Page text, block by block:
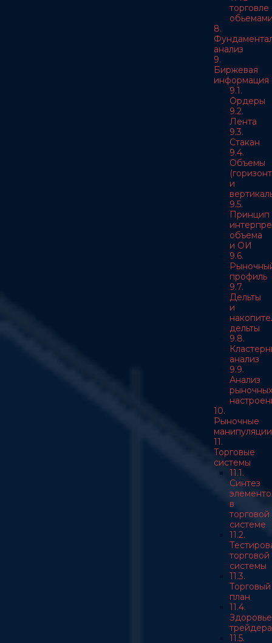
торговле
8.
анализ
9.
Биржевая
информация
9.1.
Ордеры
9.2.
Лента
9.3.
Стакан
9.4.
Объемы
и
9.5.
Принцип
объема
и ОИ
9.6.
профиль
9.7.
Дельты
и
дельты
9.8.
анализ
9.9.
Анализ
рыночных
10.
Рыночные
манипуляции
11.
Торговые
системы
11.1.
Синтез
в
торговой
системе
11.2.
торговой
системы
11.3.
Торговый
план
11.4.
Здоровье
трейдера
11.5.